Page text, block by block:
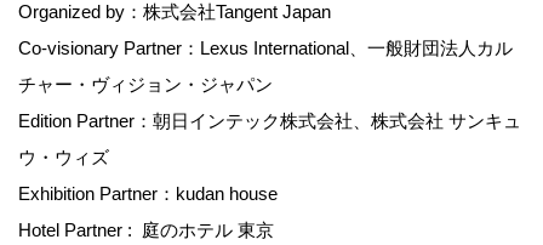
Organized by：株式会社Tangent Japan
Co-visionary Partner：Lexus International、一般財団法人カル
チャー・ヴィジョン・ジャパン
Edition Partner：朝日インテック株式会社、株式会社 サンキュ
ウ・ウィズ
Exhibition Partner：kudan house
Hotel Partner : 庭のホテル 東京